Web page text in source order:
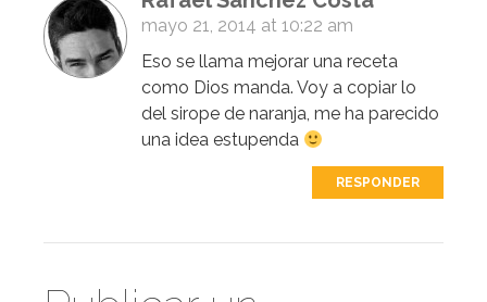
mayo 21, 2014 at 10:22 am
Eso se llama mejorar una receta
como Dios manda. Voy a copiar lo
del sirope de naranja, me ha parecido
una idea estupenda
RESPONDER